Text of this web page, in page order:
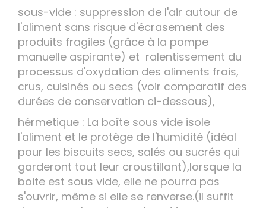
sous-vide : suppression de l'air autour de
l'aliment sans risque d'écrasement des
produits fragiles (grâce à la pompe
manuelle aspirante) et ralentissement du
processus d'oxydation des aliments frais,
crus, cuisinés ou secs (voir comparatif des
durées de conservation ci-dessous),
hérmetique : La boîte sous vide isole
l'aliment et le protège de l'humidité (idéal
pour les biscuits secs, salés ou sucrés qui
garderont tout leur croustillant),lorsque la
boite est sous vide, elle ne pourra pas
s'ouvrir, même si elle se renverse.(il suffit